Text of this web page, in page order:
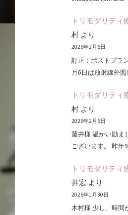
トリモダリテ
村より
2026年2月6日
訂正：ポストプラ
月6日は放射線外
トリモダリテ
村より
2026年2月6日
藤井様 温かい励ま
ございます。 昨年
トリモダリテ
井宏 より
2026年1月30日
木村様 少し、時間